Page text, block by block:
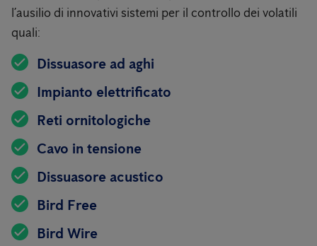
l’ausilio di innovativi sistemi per il controllo dei volatili
quali:
Dissuasore ad aghi
Impianto elettrificato
Reti ornitologiche
Cavo in tensione
Dissuasore acustico
Bird Free
Bird Wire